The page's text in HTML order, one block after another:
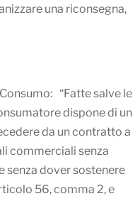
una riconsegna,
“Fatte salve le
dispone di un
da un contratto a
commerciali senza
senza dover sostenere
56, comma 2, e